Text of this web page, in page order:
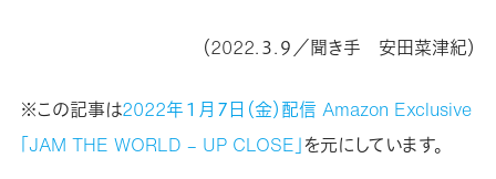
（2022.３.９／聞き手 安田菜津紀）
※この記事は2022年１月７日（金）配信 Amazon Exclusive
「JAM THE WORLD – UP CLOSE」を元にしています。